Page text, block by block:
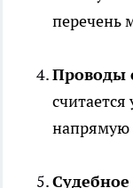
перечень
Проводы
напрямую
Судебное